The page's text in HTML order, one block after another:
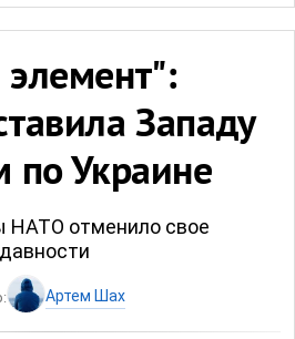
Западу
по Украине
НАТО отменило свое
Артем Шах